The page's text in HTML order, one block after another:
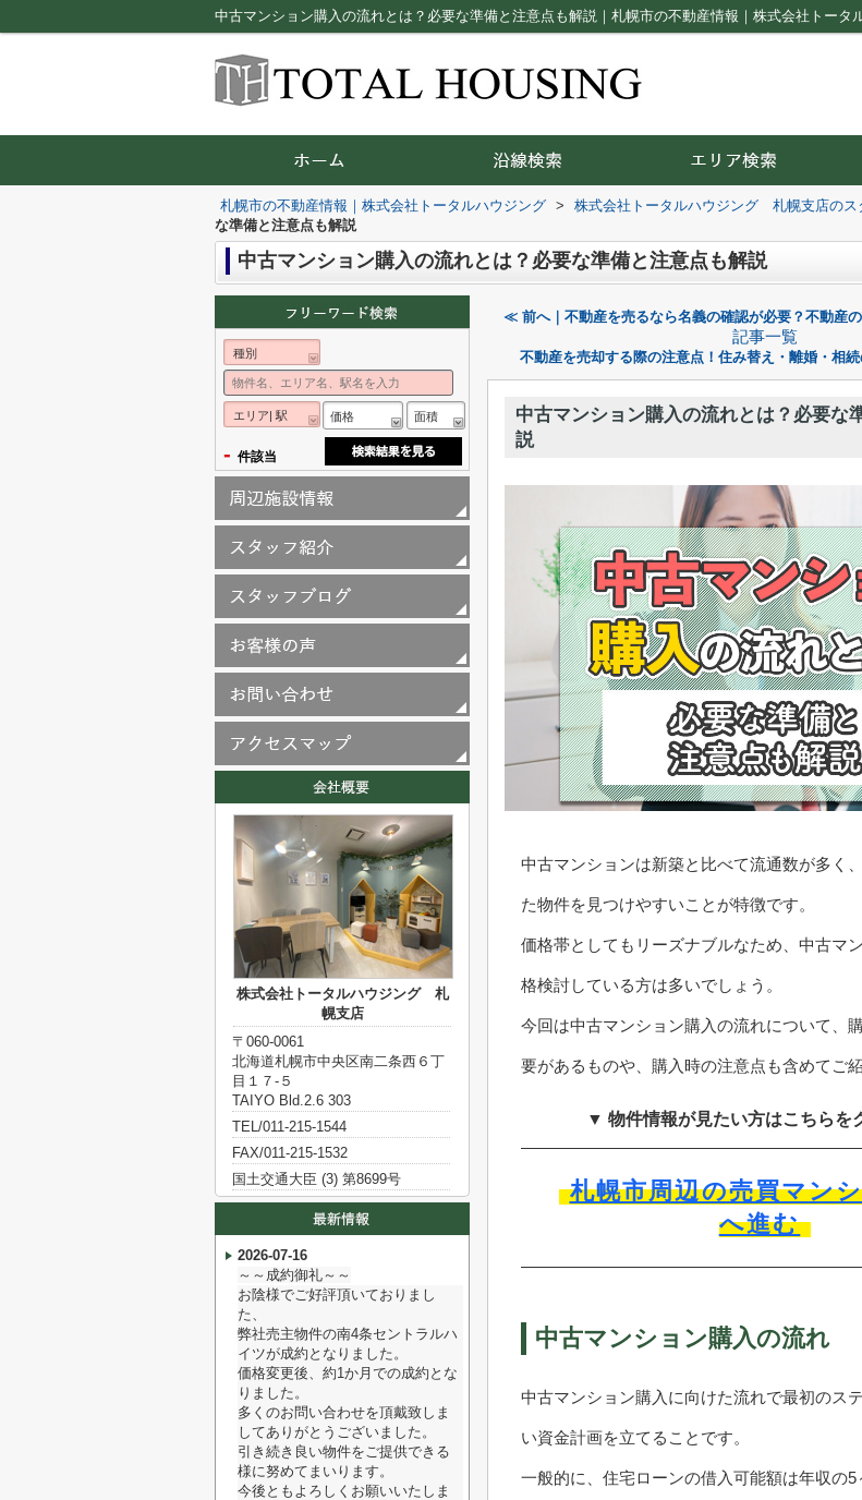
中古マンション購入の流れとは？必要な準備と注意点も解説｜札幌市の不動産情報｜株式会社トータ
札幌市の不動産情報｜株式会社トータルハウジング > 株式会社トータルハウジング 札幌支店のス
な準備と注意点も解説
中古マンション購入の流れとは？必要な準備と注意点も解説
≪ 前へ｜不動産を売るなら名義の確認が必要？不動産
記事一覧
不動産を売却する際の注意点！住み替え・離婚・相
中古マンション購入の流れとは？必要な
説
中古マンションは新築と比べて流通数が多く
た物件を見つけやすいことが特徴です。
価格帯としてもリーズナブルなため、中古マ
格検討している方は多いでしょう。
今回は中古マンション購入の流れについて、
要があるものや、購入時の注意点も含めてご紹
▼ 物件情報が見たい方はこちらを
札幌市周辺の売買マン
へ進む
中古マンション購入の流れ
中古マンション購入に向けた流れで最初のス
い資金計画を立てることです。
一般的に、住宅ローンの借入可能額は年収の5
種別
エリア| 駅 価格 面積
- 件該当
株式会社トータルハウジング 札
幌支店
〒060-0061
北海道札幌市中央区南二条西６丁
目１７‐５
TAIYO Bld.2.6 303
TEL/011-215-1544
FAX/011-215-1532
国土交通大臣 (3) 第8699号
2026-07-16
～～成約御礼～～
お陰様でご好評頂いておりまし
た、
弊社売主物件の南4条セントラルハ
イツが成約となりました。
価格変更後、約1か月での成約とな
りました。
多くのお問い合わせを頂戴致しま
してありがとうございました。
引き続き良い物件をご提供できる
様に努めてまいります。
今後ともよろしくお願いいたしま